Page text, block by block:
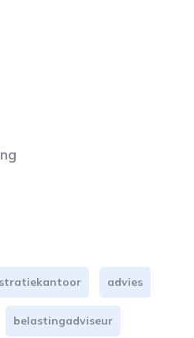
advies
belastingadviseur